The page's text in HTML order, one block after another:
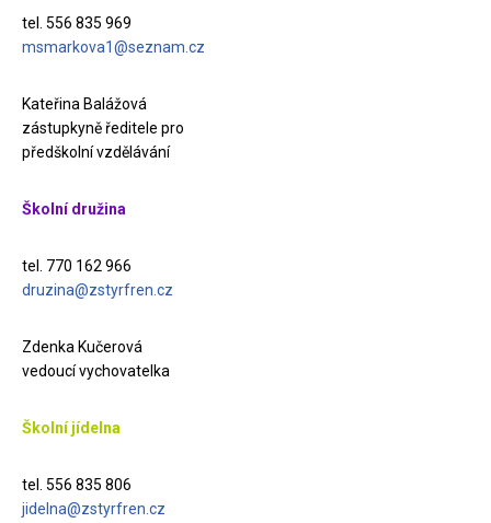
tel. 556 835 969
msmarkova1@seznam.cz
Kateřina Balážová
zástupkyně ředitele pro
předškolní vzdělávání
Školní družina
tel. 770 162 966
druzina@zstyrfren.cz
Zdenka Kučerová
vedoucí vychovatelka
Školní jídelna
tel. 556 835 806
jidelna@zstyrfren.cz